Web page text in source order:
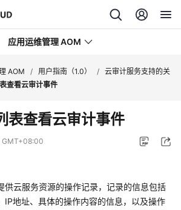
应用运维管理 AOM
AOM / 用户指南（1.0） / 云审计服务支持的关
查看云审计事件
表查看云审计事件
供云服务资源的操作记录，记录的信息包括
IP地址、具体的操作内容的信息，以及操作